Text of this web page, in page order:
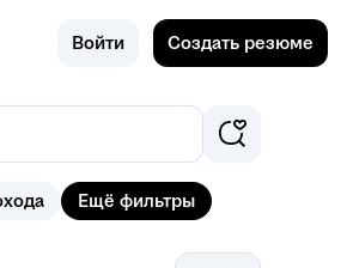
Войти Создать резюме
Ещё фильтры